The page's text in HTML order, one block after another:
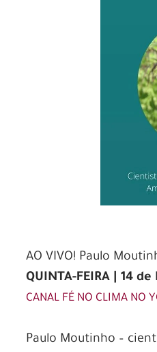
AO VIVO! Paulo
QUINTA-FEIRA | 14 de
CANAL FÉ NO CLIMA NO
Paulo Moutinho –